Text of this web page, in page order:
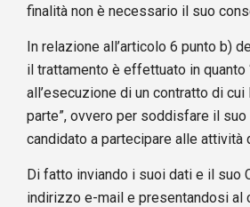
finalità non è necessario il suo
In relazione all’articolo 6 punto b)
il trattamento è effettuato in quanto
all’esecuzione di un contratto di cui
parte”, ovvero per soddisfare il
candidato a partecipare alle attività
Di fatto inviando i suoi dati e il suo
indirizzo e-mail e presentandosi al